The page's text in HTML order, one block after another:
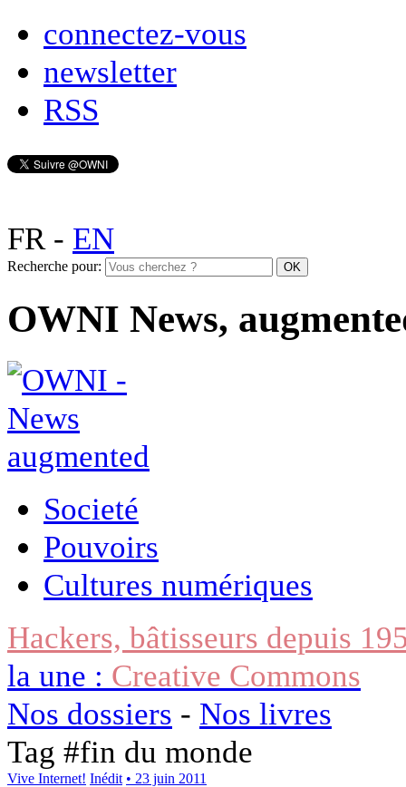
connectez-vous
newsletter
RSS
FR- EN
Recherche pour:
OWNI News,
Societé
Pouvoirs
Cultures numériques
Hackers, bâtisseurs depuis
la une : Creative Commons
Nos dossiers - Nos livres
Tag #fin du monde
Vive Internet! Inédit • 23 juin 2011